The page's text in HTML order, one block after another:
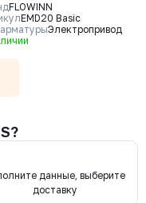
FLOWINN
EMD20 Basic
Электропривод
данные, выберите
доставку